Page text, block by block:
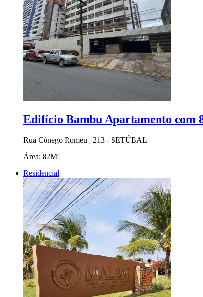
Edifício Bambu Apartamento com
Rua Cônego Romeu , 213 - SETÚBAL
Área: 82M²
Residencial